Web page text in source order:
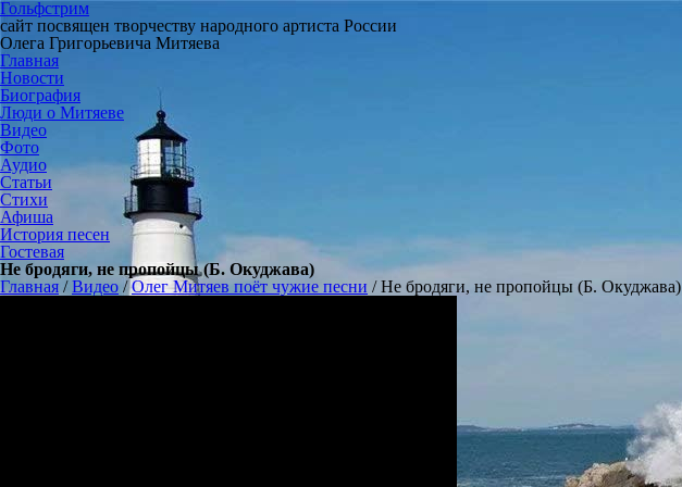
Гольфстрим
сайт посвящен творчеству народного артиста России
Олега Григорьевича Митяева
Главная
Новости
Биография
Люди о Митяеве
Видео
Фото
Аудио
Статьи
Стихи
Афиша
История песен
Гостевая
Не бродяги, не пропойцы (Б. Окуджава)
Главная /Видео /Олег Митяев поёт чужие песни /Не бродяги, не пропойцы (Б. Окуджава)